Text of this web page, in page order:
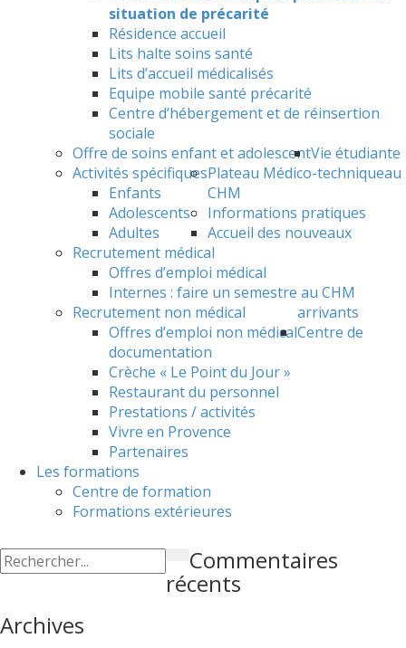
situation de précarité
Résidence accueil
Lits halte soins santé
Lits d’accueil médicalisés
Equipe mobile santé précarité
Centre d’hébergement et de réinsertion
sociale
Offre de soins enfant et adolescent
Activités spécifiques
Enfants
Adolescents
Adultes
Plateau Médico-technique
Recrutement médical
Offres d’emploi médical
Internes : faire un semestre au CHM
Vie étudiante
au
CHM
Recrutement non médical
Offres d’emploi non médical
Informations pratiques
Accueil des nouveaux
arrivants
Centre de
documentation
Crèche « Le Point du Jour »
Restaurant du personnel
Prestations / activités
Vivre en Provence
Partenaires
Les formations
Centre de formation
Formations extérieures
Commentaires
récents
Archives